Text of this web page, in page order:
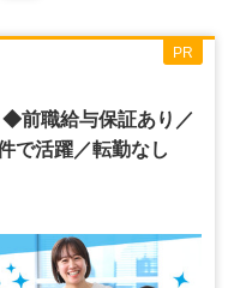
◆前職給与保証あり／
で活躍／転勤なし
PR